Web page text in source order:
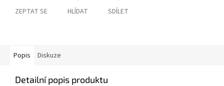
ZEPTAT SE HLÍDAT SDÍLET
Popis Diskuze
Detailní popis produktu